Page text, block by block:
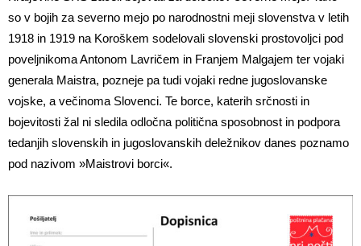
so v bojih za severno mejo po narodnostni meji slovenstva v letih
1918 in 1919 na Koroškem sodelovali slovenski prostovoljci pod
poveljnikoma Antonom Lavričem in Franjem Malgajem ter vojaki
generala Maistra, pozneje pa tudi vojaki redne jugoslovanske
vojske, a večinoma Slovenci. Te borce, katerih srčnosti in
bojevitosti žal ni sledila odločna politična sposobnost in podpora
tedanjih slovenskih in jugoslovanskih deležnikov danes poznamo
pod nazivom »Maistrovi borci«.